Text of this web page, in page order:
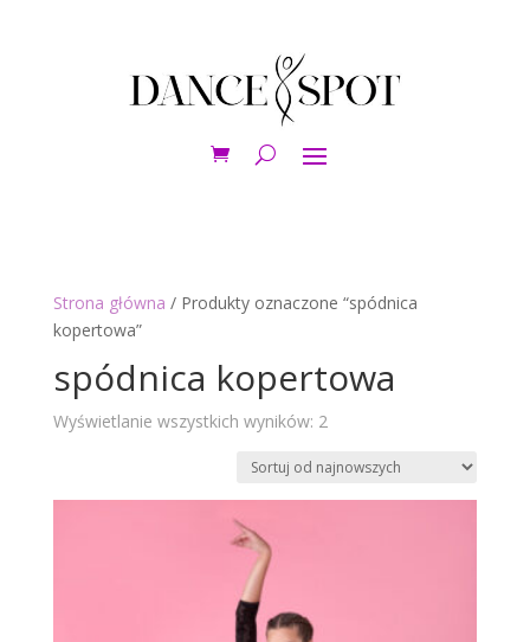
Strona główna / Produkty oznaczone “spódnica
kopertowa”
spódnica kopertowa
Wyświetlanie wszystkich wyników: 2Posortowane
najnowszych